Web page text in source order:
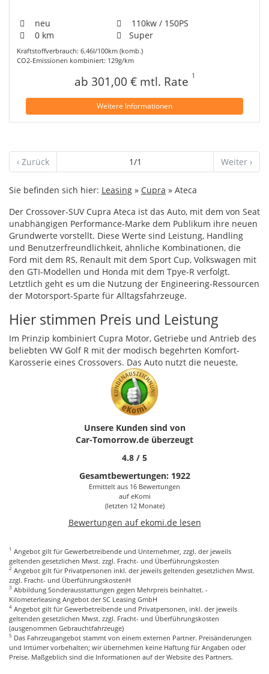
Sie befinden sich hier: Leasing » Cupra » Ateca
Der Crossover-SUVCupra Ateca ist das Auto, mit dem von Seat
unabhängigen Performance-Marke dem Publikum ihre neuen
Grundwerte vorstellt. Diese Werte sind Leistung, Handling
und Benutzerfreundlichkeit, ähnliche Kombinationen, die
Ford mit dem RS, Renault mit dem Sport Cup, Volkswagen mit
den GTI-Modellen und Honda mit dem Tpye-R verfolgt.
Letztlich geht es um die Nutzung der Engineering-Ressourcen
der Motorsport-Sparte für Alltagsfahrzeuge.
Hier stimmen Preis und Leistung
Im Prinzip kombiniert Cupra Motor, Getriebe und Antrieb des
beliebten VW Golf R mit der modisch begehrten Komfort-
Karosserie eines Crossovers. Das Auto nutzt die neueste,
emissionsarme Version des 2,0-Liter-Vierzylinder-
Turbobenzinmotors des VW-Konzerns (der im Modelljahr
2019 auch für den Golf R und den Audi SQ2 verwendet wird)
und produziert Spitzenleistung von 296 PS und ein
BMWX2 xDrive M35i übertrifft
diese Leistung, aber kein anderes Crossover-Fahrzeug wird
zurzeit zu einem ähnlichen Preis angeboten.
Doppelkupplungsgetriebe und einem elektronisch
gesteuerten Allradantrieb ausgestattet. Die Federung erfolgt
durch die gleiche Anordnung von MacPherson-Federbeinen
Allradversionen des Seat Ateca. Allradantrieb und ein
Aber der Cupra ist serienmäßig mit steiferen Federn und
Stabilisatoren, verbesserten adaptiven Dämpfern, 19-Zoll-
Leichtmetallrädern und verbesserten Bremsen ausgestattet.
Der Crossover-SUVbesitzt
hervorragende Fahreigenschaften
Als erschwingliches, familientaugliches Auto bietet der
muskulöse Cupra Ateca erstaunliche Leitung und
hervorragende Fahreigenschaften. Mit seinen sechs Fahrmodi
Unsere Kunden sind von
Car-Tomorrow.de überzeugt
4.8 / 5
Gesamtbewertungen: 1922
Ermittelt aus 16 Bewertungen
auf eKomi
(letzten 12 Monate)
Bewertungen auf ekomi.de lesen
neu
110kw / 150PS
0 km
Super
Kraftstoffverbrauch: 6.46l/100km (komb.)
CO2-Emissionen kombiniert: 129g/km
ab 301,00 € mtl. Rate 1
Weitere Informationen
‹ Zurück 1/1 Weiter ›
1 Angebot gilt für Gewerbetreibende und Unternehmer, zzgl. der jeweils
geltenden gesetzlichen Mwst. zzgl. Fracht- und Überführungskosten
2 Angebot gilt für Privatpersonen inkl. der jeweils geltenden gesetzlichen Mwst.
zzgl. Fracht- und ÜberführungskostenH
3 Abbildung Sonderausstattungen gegen Mehrpreis beinhaltet. -
Kilometerleasing Angebot der SC Leasing GmbH
4 Angebot gilt für Gewerbetreibende und Privatpersonen, inkl. der jeweils
geltenden gesetzlichen Mwst. zzgl. Fracht- und Überführungskosten
(ausgenommen Gebrauchtfahrzeuge)
5 Das Fahrzeugangebot stammt von einem externen Partner. Preisänderungen
und Irrtümer vorbehalten; wir übernehmen keine Haftung für Angaben oder
Preise. Maßgeblich sind die Informationen auf der Website des Partners.